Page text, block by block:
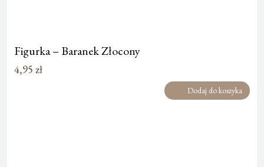
Figurka – Baranek Złocony
4,95 zł
Dodaj do koszyka